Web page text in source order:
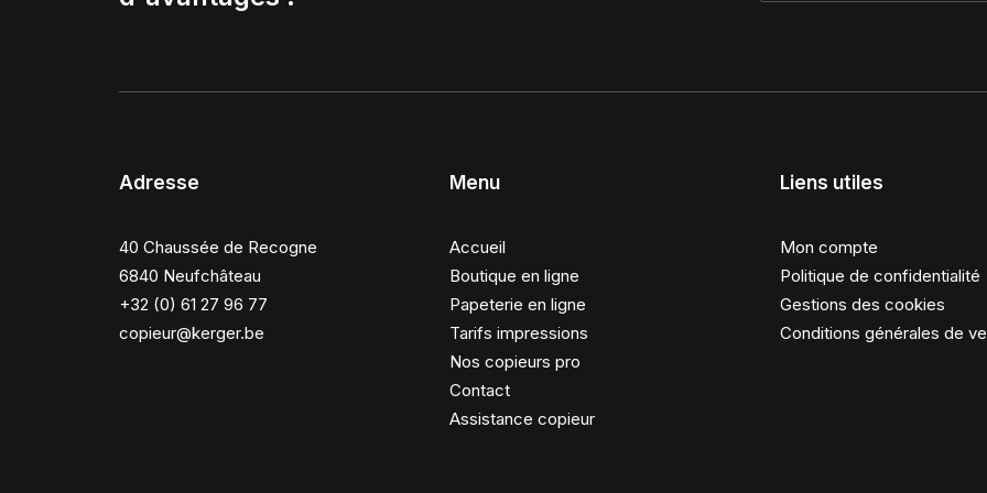
Adresse
40 Chaussée de Recogne
6840 Neufchâteau
+32 (0) 61 27 96 77
copieur@kerger.be
Menu
Accueil
Boutique en ligne
Papeterie en ligne
Tarifs impressions
Nos copieurs pro
Contact
Assistance copieur
Liens utiles
Mon compte
Politique de confidentialité
Gestions des cookies
Conditions générales de